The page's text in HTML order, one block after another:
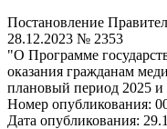
Постановление
28.12.2023 № 2353
"О Программе
оказания гражданам
плановый период 2025 и
Номер опубликования:
Дата опубликования: